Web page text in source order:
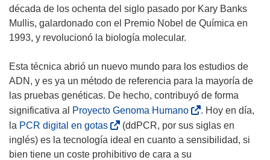
b
r
i
á
e
n
u
n
a
n
década de los ochenta del siglo pasado por Kary Banks
Mullis, galardonado con el Premio Nobel de Química en
1993, y revolucionó la biología molecular.
Esta técnica abrió un nuevo mundo para los estudios de
ADN, y es ya un método de referencia para la mayoría de
las pruebas genéticas. De hecho, contribuyó de forma
significativa al
Proyecto Genoma Humano(
s
e
a
. Hoy en día,
la PCR digital en gotas(
s
e
(ddPCR, por sus siglas en
inglés) es la tecnología ideal en cuanto a sensibilidad, si
bien tiene un coste prohibitivo de cara a su